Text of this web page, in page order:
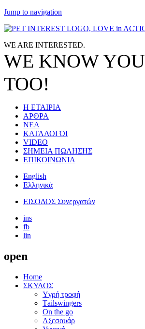
Jump to navigation
WE ARE INTERESTED.
WE KNOWYOU
TOO!
Η ΕΤΑΙΡΙΑ
ΑΡΘΡΑ
ΝΕΑ
ΚΑΤΑΛΟΓΟΙ
VIDEO
ΣΗΜΕΙΑ ΠΩΛΗΣΗΣ
ΕΠΙΚΟΙΝΩΝΙΑ
English
Ελληνικά
ΕΙΣΟΔΟΣ Συνεργατών
ins
fb
lin
open
Home
ΣΚΥΛΟΣ
Yγρή τροφή
Τailswingers
On the go
Αξεσουάρ